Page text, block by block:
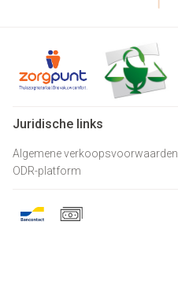
Juridische links
Algemene verkoopsvoorwaarden
ODR-platform